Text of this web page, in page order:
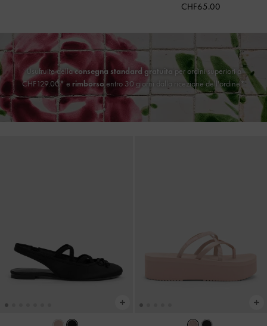
CHF65.00
Usufruite dellaconsegna standard gratuita per ordini superiori a
CHF129.00* e rimborso entro 30 giorni dalla ricezione dell'ordine*